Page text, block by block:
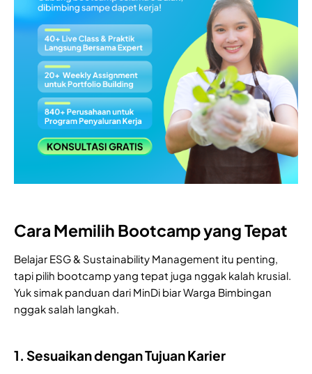
Cara Memilih Bootcamp yang Tepat
Belajar ESG & Sustainability Management itu penting,
tapi pilih bootcamp yang tepat juga nggak kalah krusial.
Yuk simak panduan dari MinDi biar Warga Bimbingan
nggak salah langkah.
1. Sesuaikan dengan Tujuan Karier